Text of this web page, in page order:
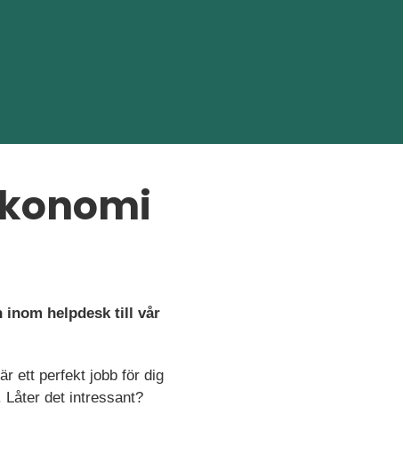
inom helpdesk till vår
ett perfekt jobb för dig
det intressant?